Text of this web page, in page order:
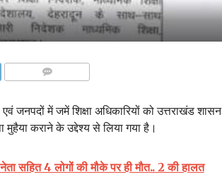
जनपदों में जमें शिक्षा अधिकारियों को उत्तराखंड शासन
मुहैया कराने के उद्देश्य से लिया गया है।
सहित 4 लोगों की मौके पर ही मौत.. 2 की हालत